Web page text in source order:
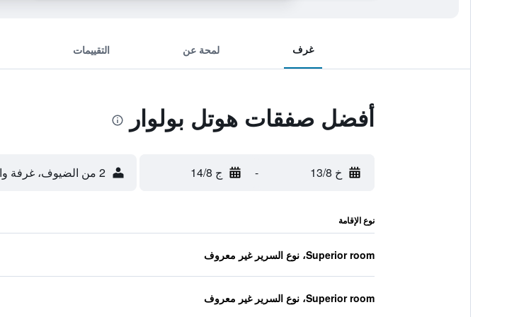
غرف لمحة عن التقييمات
أفضل صفقات هوتل بولوار
خ 13/8 - ج 14/8 2 من الضيوف، غرفة واحدة
نوع الإقامة
Superior room، نوع السرير غير معروف
Superior room، نوع السرير غير معروف